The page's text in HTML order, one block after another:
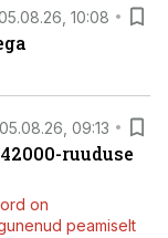
10:08
05.08.26, 09:13
ruuduse
on
peamiselt